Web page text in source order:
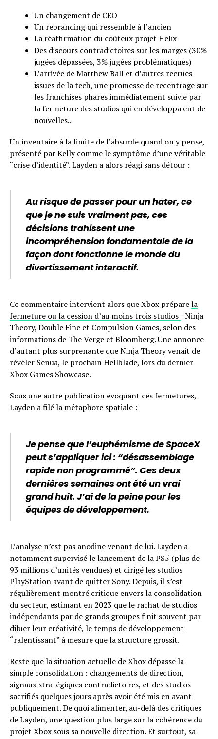
Un changement de CEO
Un rebranding qui ressemble à l’ancien
La réaffirmation du coûteux projet Helix
Des discours contradictoires sur les marges (30%
jugées dépassées, 3% jugées problématiques)
L’arrivée de Matthew Ball et d’autres recrues
issues de la tech, une promesse de recentrage sur
les franchises phares immédiatement suivie par
la fermeture des studios qui en développaient de
nouvelles..
Un inventaire à la limite de l’absurde quand on y pense,
présenté par Kelly comme le symptôme d’une véritable
“crise d’identité”. Layden a alors réagi sans détour :
Au risque de passer pour un hater, ce
que je ne suis vraiment pas, ces
décisions trahissent une
incompréhension fondamentale de la
façon dont fonctionne le monde du
divertissement interactif.
Ce commentaire intervient alors que Xbox préparela
fermeture ou la cession d’au moins trois studios : Ninja
Theory, Double Fine et Compulsion Games, selon des
informations de The Verge et Bloomberg. Une annonce
d’autant plus surprenante que Ninja Theory venait de
révéler Senua, le prochain Hellblade, lors du dernier
Xbox Games Showcase.
Sous une autre publication évoquant ces fermetures,
Layden a filé la métaphore spatiale :
Je pense que l’euphémisme de SpaceX
peut s’appliquer ici : “désassemblage
rapide non programmé”. Ces deux
dernières semaines ont été un vrai
grand huit. J’ai de la peine pour les
équipes de développement.
L’analyse n’est pas anodine venant de lui. Layden a
notamment supervisé le lancement de la PS5 (plus de
93 millions d’unités vendues) et dirigé les studios
PlayStation avant de quitter Sony. Depuis, il s’est
régulièrement montré critique envers la consolidation
du secteur, estimant en 2023 que le rachat de studios
indépendants par de grands groupes finit souvent par
diluer leur créativité, le temps de développement
“ralentissant” à mesure que la structure grossit.
Reste que la situation actuelle de Xbox dépasse la
simple consolidation : changements de direction,
signaux stratégiques contradictoires, et des studios
sacrifiés quelques jours après avoir été mis en avant
publiquement. De quoi alimenter, au-delà des critiques
de Layden, une question plus large sur la cohérence du
projet Xbox sous sa nouvelle direction. Et surtout, sa